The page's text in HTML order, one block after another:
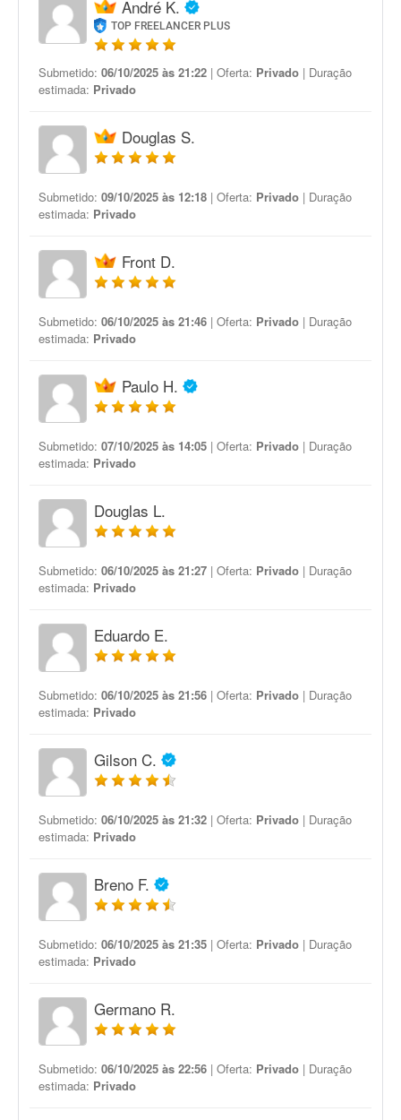
André K.
TOP FREELANCER PLUS
Submetido: 06/10/2025 às 21:22 | Oferta: Privado | Duração
estimada: Privado
Douglas S.
Submetido: 09/10/2025 às 12:18 | Oferta: Privado | Duração
estimada: Privado
Front D.
Submetido: 06/10/2025 às 21:46 | Oferta: Privado | Duração
estimada: Privado
Paulo H.
Submetido: 07/10/2025 às 14:05 | Oferta: Privado | Duração
estimada: Privado
Douglas L.
Submetido: 06/10/2025 às 21:27 | Oferta: Privado | Duração
estimada: Privado
Eduardo E.
Submetido: 06/10/2025 às 21:56 | Oferta: Privado | Duração
estimada: Privado
Gilson C.
Submetido: 06/10/2025 às 21:32 | Oferta: Privado | Duração
estimada: Privado
Breno F.
Submetido: 06/10/2025 às 21:35 | Oferta: Privado | Duração
estimada: Privado
Germano R.
Submetido: 06/10/2025 às 22:56 | Oferta: Privado | Duração
estimada: Privado